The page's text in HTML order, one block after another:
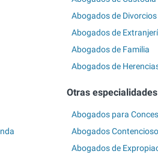
Abogados de Divorcios
Abogados de
Abogados de Familia
Abogados de
Otras
Abogados para
Abogados
Abogados de